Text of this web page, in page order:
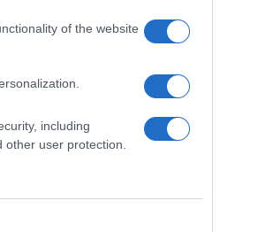
of the website
including
user protection.
natisnejo tudi s
finančni urad oziroma